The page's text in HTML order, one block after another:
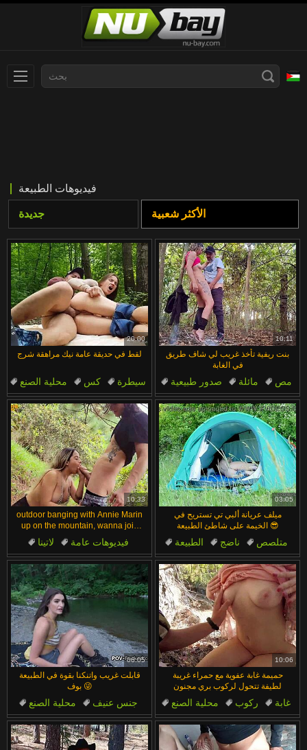
日本語
Suomi
Français
Ελληνικά
Čeština
Magyar
الع َر َب ِية.
עברית
Polski
Română
Bahasa Indonesia
Русский
Svenska
汉语
English
Deutsch
Türkçe
Bahasa Melayu
ह िन ्द ी
Nederlands
Italiano
Slovenčina
Српски
فيديوهات الطبيعة
جديدة الأكثر شعبية
20:00
لقط في حديقة عامة نيك مراهقة شرج
محلية الصنع كس
سيطرة
فيديوهات الغازات
مص
10:11
بنت ريفية تأخذ غريب لي شاف طريق
في الغابة
صدور طبيعية مائلة
مص
غابة
وضعية الكلب
10:33
outdoor banging with Annie Marin
up on the mountain, wanna join
us?
لاتينا
فيديوهات عامة
مؤخرة
زب مهبل
03:05
ميلف عريانة ألبي تي تستريح في
الخيمة على شاطئ الطبيعة 😎
الطبيعة ناضج
متلصص
في الهواء الطلق
شاطئ
06:05
قابلت غريب واتنكنا بقوة في الطبيعة
بوف 😜
محلية الصنع
جنس عنيف
مائلة
في الهواء الطلق
الطبيعة
10:06
حميمة غابة عفوية مع حمراء غريبة
لطيفة تتحول لركوب بري مجنون
محلية الصنع ركوب
غابة
نيك
فيديوهات مثيرة